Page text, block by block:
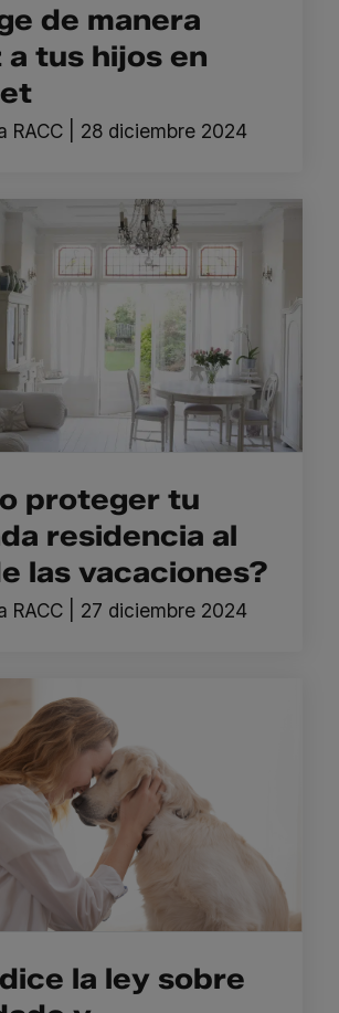
de manera
tus hijos en
RACC 28 diciembre 2024
proteger tu
residencia al
las vacaciones?
RACC 27 diciembre 2024
la ley sobre